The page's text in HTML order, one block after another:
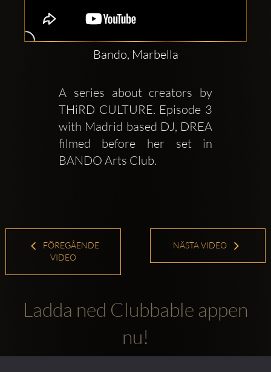
konton
Bando, Marbella
A series about creators by
THiRD CULTURE. Episode 3
with Madrid based DJ, DREA
filmed before her set in
BANDO Arts Club.
FÖREGÅENDE
VIDEO
NÄSTA VIDEO
Ladda ned Clubbable appen
nu!